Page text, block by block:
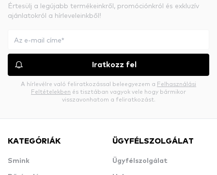
Értesülj a legújabb termékeinkről, promóciónkról és exkluzív
ajánlatokról a hírleveleinkből!
Iratkozz fel
A hírlevélre való feliratkozással beleegyezem a Felhasználási
Feltételekben és tisztában vagyok vele hogy bármikor
visszavonhatom a feliratkozást.
KATEGÓRIÁK
Smink
ÜGYFÉLSZOLGÁLAT
Ügyfélszolgálat